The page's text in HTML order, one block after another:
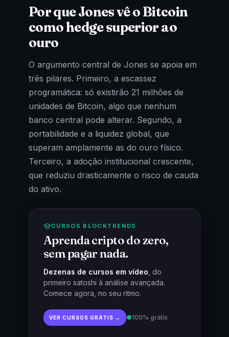
Por que Jones vê o Bitcoin
como hedge superior ao
ouro
O argumento central de Jones se apoia em
três pilares. Primeiro, a escassez
programática: só existirão 21 milhões de
unidades de Bitcoin, algo que nenhum
banco central pode alterar. Segundo, a
portabilidade e a liquidez global, que
superam amplamente as do ouro físico.
Terceiro, a adoção institucional crescente,
que reduziu drasticamente o risco de cauda
do ativo.
CURSOS BLOCKTRENDS
Aprenda cripto do zero,
sem pagar nada.
Dezenas de cursos em vídeo , do
primeiro satoshi à análise avançada.
Comece agora, no seu ritmo.
VER CURSOS GRÁTIS → ●100% grátis